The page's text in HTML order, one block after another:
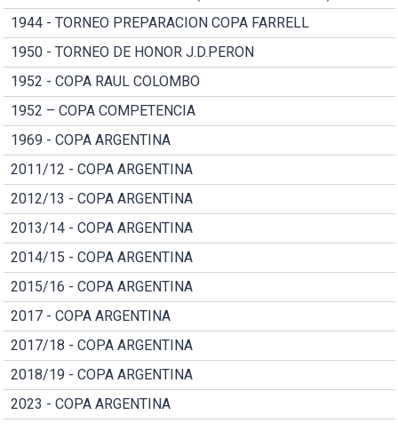
1944 - TORNEO PREPARACION COPA FARRELL
1950 - TORNEO DE HONOR J.D.PERON
1952 - COPA RAUL COLOMBO
1952 – COPA COMPETENCIA
1969 - COPA ARGENTINA
2011/12 - COPA ARGENTINA
2012/13 - COPA ARGENTINA
2013/14 - COPA ARGENTINA
2014/15 - COPA ARGENTINA
2015/16 - COPA ARGENTINA
2017 - COPA ARGENTINA
2017/18 - COPA ARGENTINA
2018/19 - COPA ARGENTINA
2023 - COPA ARGENTINA